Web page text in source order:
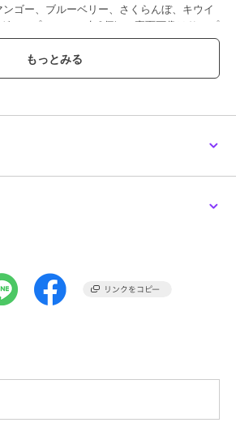
ゴー、ブルーベリー、さくらんぼ、キウイ
レープフルーツ 各2個) ※裏面画像はサンプ
味期限はこの商品のものではございません。
品を承ります